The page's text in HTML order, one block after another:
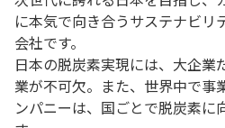
に本気で向き合うサステナビリ
会社です。
日本の脱炭素実現には、大企業
業が不可欠。また、世界中で事
ンパニーは、国ごとで脱炭素に